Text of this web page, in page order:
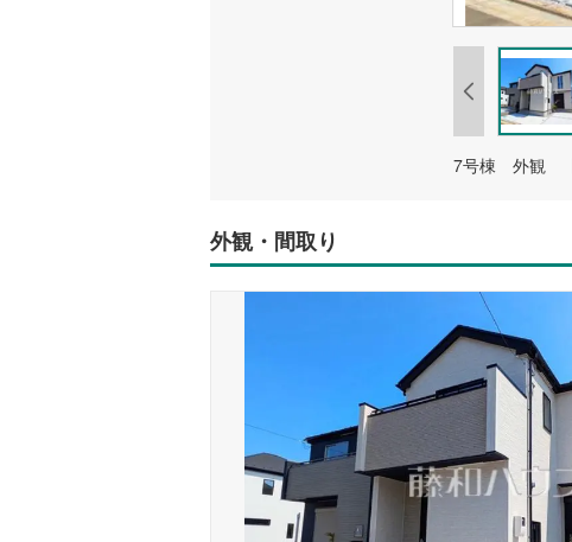
7号棟 外観 【
外観・間取り